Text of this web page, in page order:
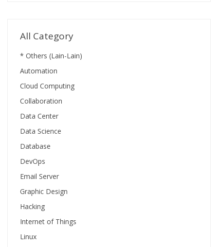
All Category
* Others (Lain-Lain)
Automation
Cloud Computing
Collaboration
Data Center
Data Science
Database
DevOps
Email Server
Graphic Design
Hacking
Internet of Things
Linux